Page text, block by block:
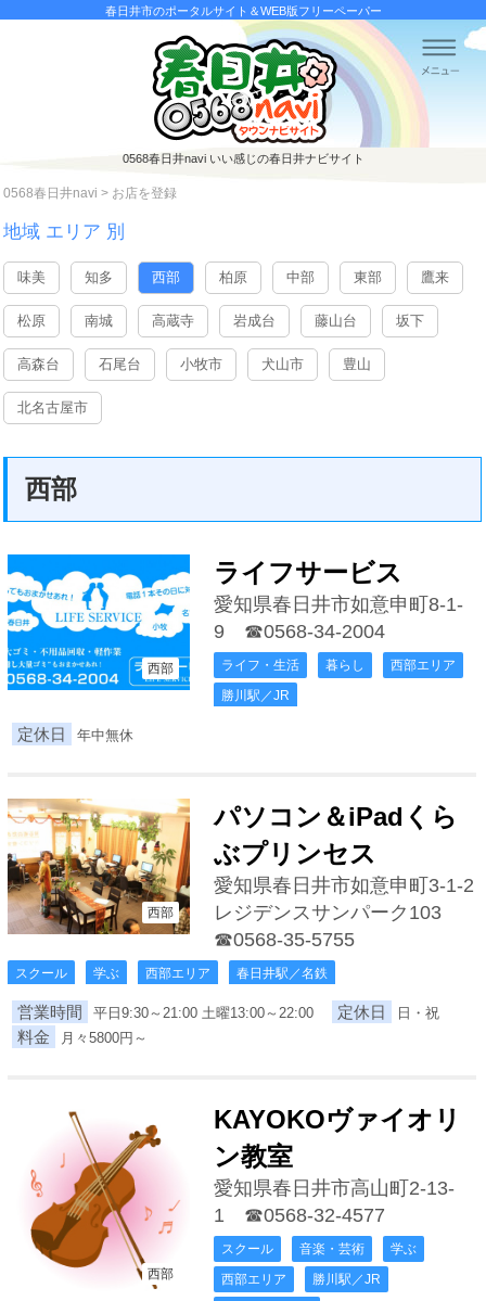
春日井市のポータルサイト＆WEB版フリーペーパー
0568春日井naviいい感じの春日井ナビサイト
0568春日井navi > お店を登録
地域 エリア 別
味美 知多 西部 柏原 中部 東部 鷹来
松原 南城 高蔵寺 岩成台 藤山台 坂下
高森台 石尾台 小牧市 犬山市 豊山
北名古屋市
西部
西部
ライフサービス
愛知県春日井市如意申町8-1-
9 ☎0568-34-2004
ライフ・生活 暮らし
西部エリア
勝川駅／JR
定休日 年中無休
西部
パソコン＆iPadくら
ぶプリンセス
愛知県春日井市如意申町3-1-2
レジデンスサンパーク103
☎0568-35-5755
スクール 学ぶ 西部エリア 春日井駅／名鉄
営業時間 平日9:30～21:00 土曜13:00～22:00 定休日 日・祝
料金 月々5800円～
西部
KAYOKOヴァイオリ
ン教室
愛知県春日井市高山町2-13-
1 ☎0568-32-4577
スクール 音楽・芸術
学ぶ
西部エリア
勝川駅／JR